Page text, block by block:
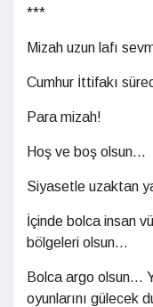
***
Mizah uzun lafı
Cumhur İttifakı
Para mizah!
Hoş ve boş olsun...
Siyasetle uzaktan
İçinde bolca insan
bölgeleri olsun...
Bolca argo olsun...
oyunlarını gülecek